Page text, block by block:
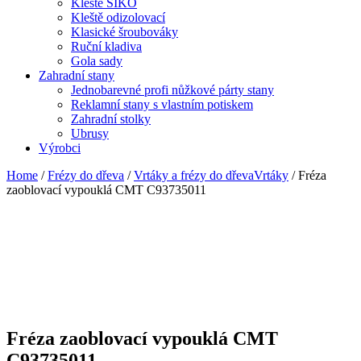
Kleště SIKO
Kleště odizolovací
Klasické šroubováky
Ruční kladiva
Gola sady
Zahradní stany
Jednobarevné profi nůžkové párty stany
Reklamní stany s vlastním potiskem
Zahradní stolky
Ubrusy
Výrobci
Home /Frézy do dřeva /Vrtáky a frézy do dřevaVrtáky / Fréza
zaoblovací vypouklá CMT C93735011
Fréza zaoblovací vypouklá CMT